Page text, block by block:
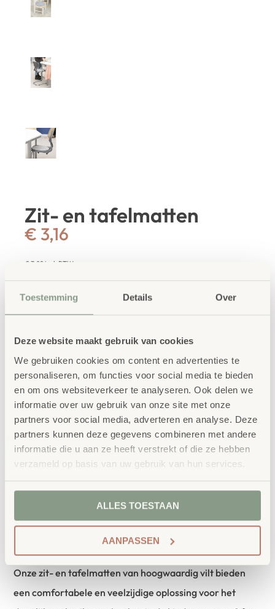
Toestemming Details Over
Deze website maakt gebruik van cookies
We gebruiken cookies om content en advertenties te
personaliseren, om functies voor social media te bieden
en om ons websiteverkeer te analyseren. Ook delen we
informatie over uw gebruik van onze site met onze
partners voor social media, adverteren en analyse. Deze
partners kunnen deze gegevens combineren met andere
informatie die u aan ze heeft verstrekt of die ze hebben
verzameld op basis van uw gebruik van hun services.
ALLES TOESTAAN
AANPASSEN
Zit- en tafelmatten
€ 3,16
€ 3,82 incl. BTW
Deze vilten zit- en tafelmatten zorgen voor
comfort, structuur en rust in de klas of
kinderopvang. Ze zijn duurzaam,
zitkussen, werkmat of placemat. Ideaal voor
een georganiseerde en prettige
leeromgeving.
IN WINKELWAGEN
Productbeschrijving
Onze zit- en tafelmatten van hoogwaardig vilt bieden
een comfortabele en veelzijdige oplossing voor het